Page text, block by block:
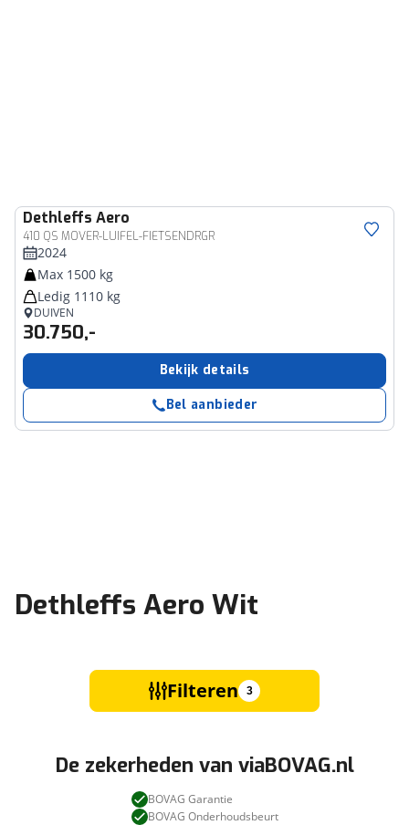
Dethleffs Aero
410 QS MOVER-LUIFEL-FIETSENDRGR
2024
Max 1500 kg
Ledig 1110 kg
DUIVEN
30.750,-
Bekijk details
Bel aanbieder
Dethleffs Aero Wit
Filteren 3
De zekerheden van viaBOVAG.nl
BOVAG Garantie
BOVAG Onderhoudsbeurt